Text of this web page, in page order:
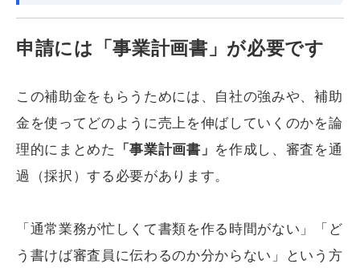
申請には「事業計画書」が必要です
この補助金をもらうためには、自社の強みや、補助
金を使ってどのように売上を伸ばしていくのかを論
理的にまとめた
「事業計画書」 を作成し、審査を通
過（採択）する必要があります。
「通常業務が忙しくて書類を作る時間がない」「ど
う書けば審査員に伝わるのか分からない」という方